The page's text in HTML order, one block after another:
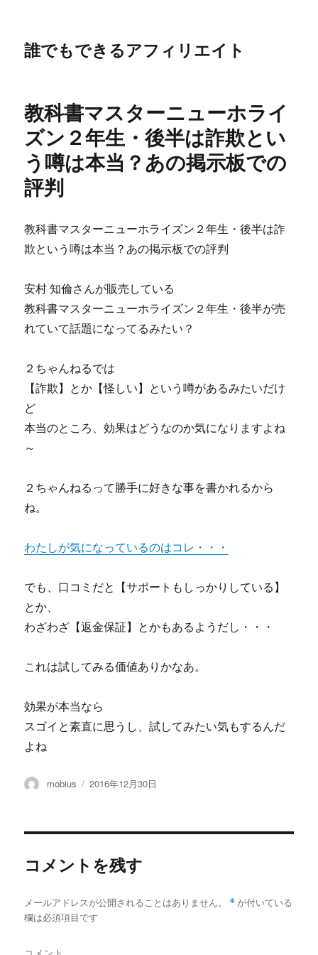
誰でもできるアフィリエイト
教科書マスターニューホライ
ズン２年生・後半は詐欺とい
う噂は本当？あの掲示板での
評判
教科書マスターニューホライズン２年生・後半は詐
欺という噂は本当？あの掲示板での評判
安村 知倫さんが販売している
教科書マスターニューホライズン２年生・後半が売
れていて話題になってるみたい？
２ちゃんねるでは
【詐欺】とか【怪しい】という噂があるみたいだけ
ど
本当のところ、効果はどうなのか気になりますよね
～
２ちゃんねるって勝手に好きな事を書かれるから
ね。
わたしが気になっているのはコレ・・・
でも、口コミだと【サポートもしっかりしている】
とか、
わざわざ【返金保証】とかもあるようだし・・・
これは試してみる価値ありかなあ。
効果が本当なら
スゴイと素直に思うし、試してみたい気もするんだ
よね
投
mobius
投
2016年12月30日
コメントを残す
メールアドレスが公開されることはありません。 * が付いている
欄は必須項目です